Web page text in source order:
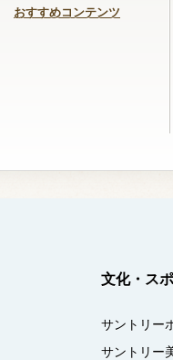
おすすめコンテンツ
文化・ス
サントリー
サントリー